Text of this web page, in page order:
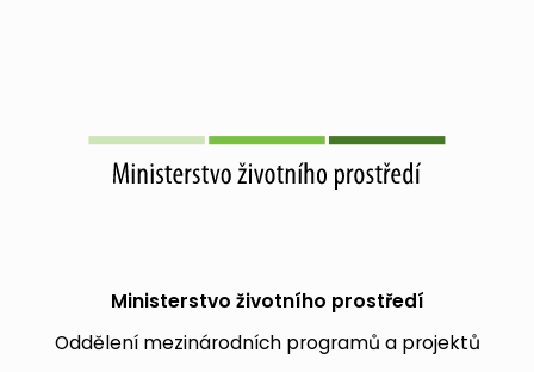
Ministerstvo životního prostředí
Oddělení mezinárodních programů a projektů